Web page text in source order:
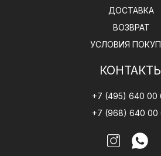
ДОСТАВКА
ВОЗВРАТ
УСЛОВИЯ
+7 (495) 640 00
+7 (968) 640 00